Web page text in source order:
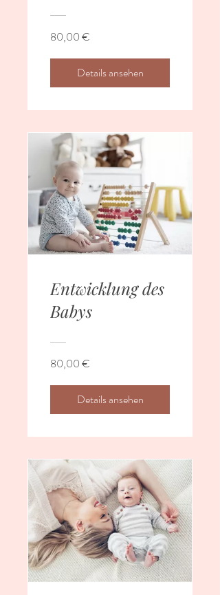
80,00 €
Details ansehen
Entwicklung des
Babys
80,00 €
Details ansehen